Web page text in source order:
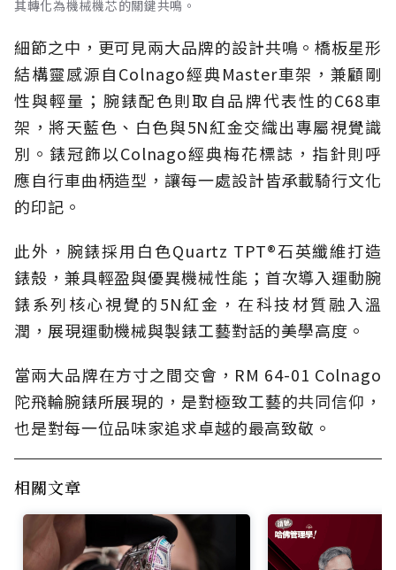
其轉化為機械機芯的關鍵共鳴。
細節之中，更可見兩大品牌的設計共鳴。橋板星形
結構靈感源自Colnago經典Master車架，兼顧剛
性與輕量；腕錶配色則取自品牌代表性的C68車
架，將天藍色、白色與5N紅金交織出專屬視覺識
別。錶冠飾以Colnago經典梅花標誌，指針則呼
應自行車曲柄造型，讓每一處設計皆承載騎行文化
的印記。
此外，腕錶採用白色Quartz TPT®石英纖維打造
錶殼，兼具輕盈與優異機械性能；首次導入運動腕
錶系列核心視覺的5N紅金，在科技材質融入溫
潤，展現運動機械與製錶工藝對話的美學高度。
當兩大品牌在方寸之間交會，RM 64-01 Colnago
陀飛輪腕錶所展現的，是對極致工藝的共同信仰，
也是對每一位品味家追求卓越的最高致敬。
相關文章